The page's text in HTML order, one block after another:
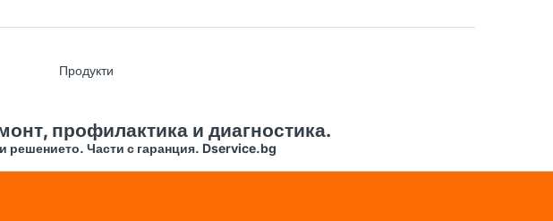
Продукти
профилактика и диагностика.
Части с гаранция. Dservice.bg